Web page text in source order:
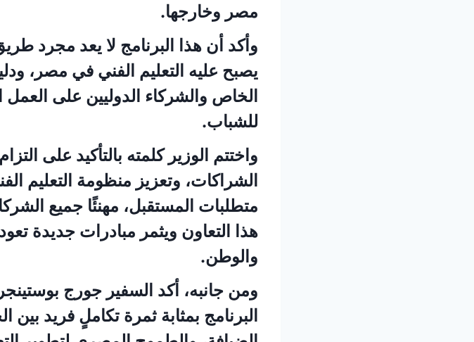
مصر وخارجها.
وأكد أن هذا البرنامج لا يعد مجرد
يصبح عليه التعليم الفني في مصر،
الخاص والشركاء الدوليين على
للشباب.
واختتم الوزير كلمته بالتأكيد على
الشراكات، وتعزيز منظومة التعليم
متطلبات المستقبل، مهنئًا جميع
هذا التعاون ويثمر مبادرات جديدة
والوطن.
ومن جانبه، أكد السفير جورج
البرنامج بمثابة ثمرة تكاملٍ فريد بين